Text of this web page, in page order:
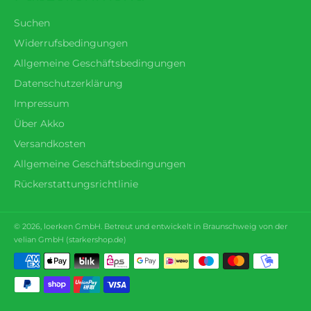
Suchen
Widerrufsbedingungen
Allgemeine Geschäftsbedingungen
Datenschutzerklärung
Impressum
Über Akko
Versandkosten
Allgemeine Geschäftsbedingungen
Rückerstattungsrichtlinie
© 2026, loerken GmbH. Betreut und entwickelt in Braunschweig von der
velian GmbH (starkershop.de)
Zahlungsmethoden